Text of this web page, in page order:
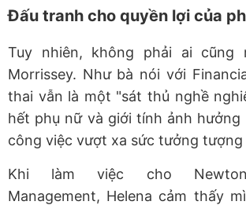
Đấu tranh cho quyền lợi của
Tuy nhiên, không phải ai cũng
Morrissey. Như bà nói với
thai vẫn là một "sát thủ nghề
hết phụ nữ và giới tính ảnh
công việc vượt xa sức tưởng tượng
Khi làm việc cho Newton
Management, Helena cảm thấy